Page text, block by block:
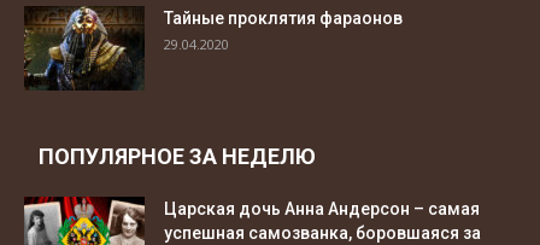
Тайные проклятия фараонов
29.04.2020
ПОПУЛЯРНОЕ ЗА НЕДЕЛЮ
Царская дочь Анна Андерсон – самая
успешная самозванка, боровшаяся за